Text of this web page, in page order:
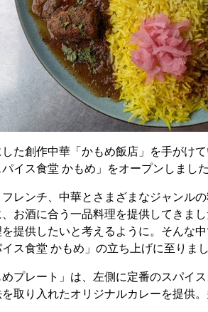
た創作中華「かもめ飯店」を手がけ
イス食堂 かもめ」をオープンしました
レンチ、中華とさまざまなジャンル
お酒に合う一品料理を提供してきま
提供したいと考えるように。そんな
ス食堂 かもめ」の立ち上げに至りまし
プレート」は、左側に定番のスパイ
取り入れたオリジナルカレーを提供